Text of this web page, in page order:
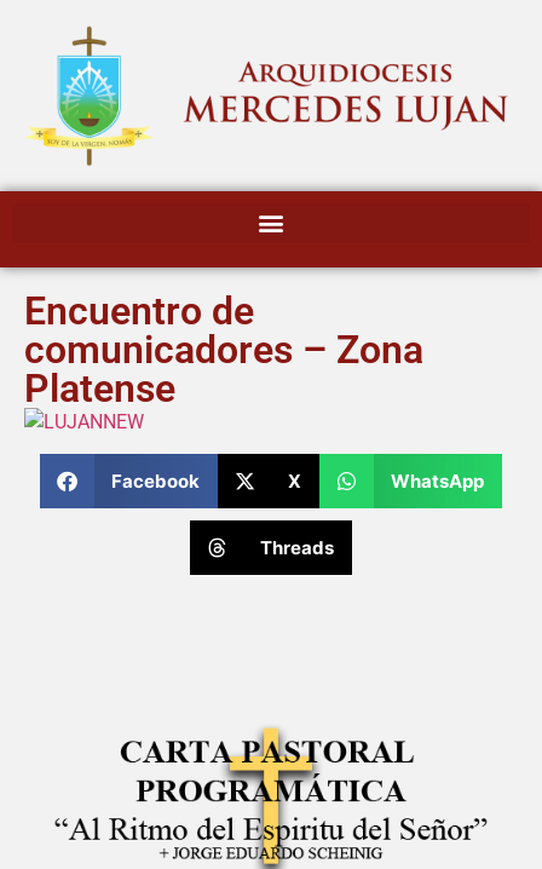
Encuentro de
comunicadores – Zona
Platense
Facebook X WhatsApp
Threads